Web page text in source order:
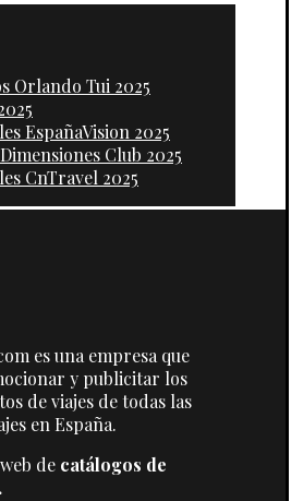
Orlando Tui 2025
EspañaVision 2025
Club 2025
CnTravel 2025
es una empresa que
y publicitar los
de viajes de todas las
en España.
de catálogos de